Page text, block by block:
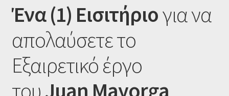
Ένα (1) Εισιτήριογια να
απολαύσετε το
Εξαιρετικό έργο
τουJuan Mayorga